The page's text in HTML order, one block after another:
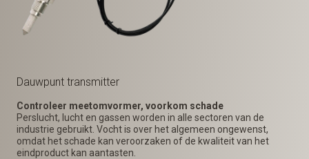
Dauwpunt transmitter
Controleer meetomvormer, voorkom schade
Perslucht, lucht en gassen worden in alle sectoren van de
industrie gebruikt. Vocht is over het algemeen ongewenst,
omdat het schade kan veroorzaken of de kwaliteit van het
eindproduct kan aantasten.